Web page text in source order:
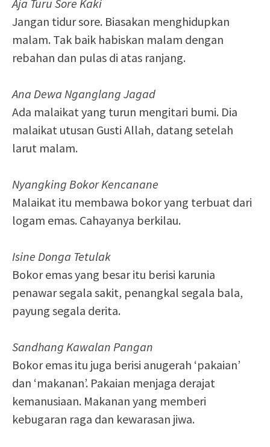
Aja Turu Sore Kaki
Jangan tidur sore. Biasakan menghidupkan
malam. Tak baik habiskan malam dengan
rebahan dan pulas di atas ranjang.
Ana Dewa Nganglang Jagad
Ada malaikat yang turun mengitari bumi. Dia
malaikat utusan Gusti Allah, datang setelah
larut malam.
Nyangking Bokor Kencanane
Malaikat itu membawa bokor yang terbuat dari
logam emas. Cahayanya berkilau.
Isine Donga Tetulak
Bokor emas yang besar itu berisi karunia
penawar segala sakit, penangkal segala bala,
payung segala derita.
Sandhang Kawalan Pangan
Bokor emas itu juga berisi anugerah ‘pakaian’
dan ‘makanan’. Pakaian menjaga derajat
kemanusiaan. Makanan yang memberi
kebugaran raga dan kewarasan jiwa.